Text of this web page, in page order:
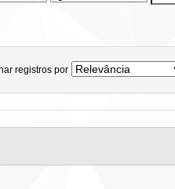
registros por